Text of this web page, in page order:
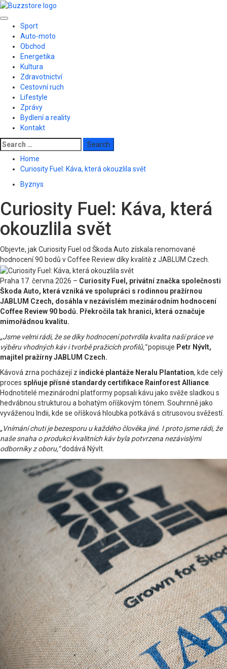
Skip
content
Primary
Menu
Sport
Auto-moto
Obchod
Energetika
Kultura
Zdravotnictví
Cestovní ruch
Lifestyle
Zprávy
Bydlení a reality
Kontakt
Search
for:
Home
Curiosity Fuel: Káva, která okouzlila svět
Byznys
Curiosity Fuel: Káva, která
okouzlila svět
Objevte, jak Curiosity Fuel od Škoda Auto získala renomované
hodnocení 90 bodů v Coffee Review díky kvalitě z JABLUM Czech.
Praha 17. června 2026 – Curiosity Fuel, privátní značka společnosti
Škoda Auto, která vzniká ve spolupráci s rodinnou pražírnou
JABLUM Czech, dosáhla v nezávislém mezinárodním hodnocení
Coffee Review 90 bodů. Překročila tak hranici, která označuje
mimořádnou kvalitu.
„Jsme velmi rádi, že se díky hodnocení potvrdila kvalita naší práce ve
výběru vhodných káv i tvorbě pražicích profilů,“popisuje Petr Nývlt,
majitel pražírny JABLUM Czech.
Kávová zrna pocházejí z indické plantáže Neralu Plantation, kde celý
proces splňuje přísné standardy certifikace Rainforest Alliance
Hodnotitelé mezinárodní platformy popsali kávu jako svěže sladkou s
hedvábnou strukturou a bohatým oříškovým tónem. Souhrnně jako
vyváženou Indii, kde se oříšková hloubka potkává s citrusovou svěžestí.
„Vnímání chuti je bezesporu u každého člověka jiné. I proto jsme rádi, že
naše snaha o produkci kvalitních káv byla potvrzena nezávislými
odborníky z oboru,“dodává Nývlt.